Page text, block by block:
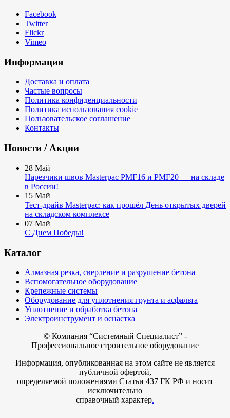
Facebook
Twitter
Flickr
Vimeo
Информация
Доставка и оплата
Частые вопросы
Политика конфиденциальности
Политика использования cookie
Пользовательское соглашение
Контакты
Новости / Акции
28 Май
Нарезчики швов Masterpac PMF16 и PMF20 — на складе
в России!
15 Май
Тест-драйв Masterpac: как прошёл День открытых дверей
на складском комплексе
07 Май
С Днем Победы!
Каталог
Алмазная резка, сверление и разрушение бетона
Вспомогательное оборудование
Крепежные системы
Оборудование для уплотнения грунта и асфальта
Уплотнение и обработка бетона
Электроинструмент и оснастка
© Компания “Системный Специалист” -
Профессиональное строительное оборудование
Информация, опубликованная на этом сайте не является
публичной офертой,
определяемой положениями Статьи 437 ГК РФ и носит
исключительно
справочный характер.